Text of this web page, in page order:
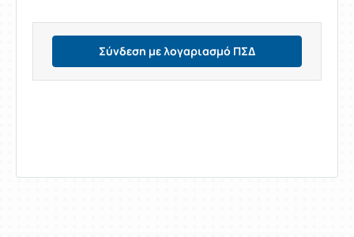
Σύνδεση με λογαριασμό ΠΣΔ